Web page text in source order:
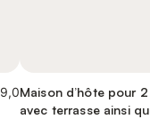
9,0Maison d’hôte pour
avec terrasse ainsi